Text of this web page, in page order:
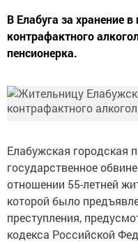
В Елабуга за хранение
контрафактного
пенсионерка.
Елабужская городская
государственное
отношении 55-летней
которой было
преступления,
кодекса Российской